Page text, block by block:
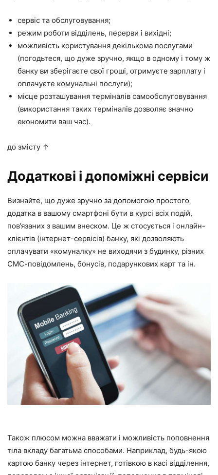
сервіс та обслуговування;
режим роботи відділень, перерви і вихідні;
можливість користування декількома послугами
(погодьтеся, що дуже зручно, якщо в одному і тому ж
банку ви зберігаєте свої гроші, отримуєте зарплату і
оплачуєте комунальні послуги);
місце розташування терміналів самообслуговування
(використання таких терміналів дозволяє значно
економити ваш час).
до змісту ↑
Додаткові і допоміжні сервіси
Визнайте, що дуже зручно за допомогою простого
додатка в вашому смартфоні бути в курсі всіх подій,
пов’язаних з вашим внеском. Це ж стосується і онлайн-
клієнтів (інтернет-сервісів) банку, які дозволяють
оплачувати «комуналку» не виходячи з будинку, різних
СМС-повідомлень, бонусів, подарункових карт та ін.
Також плюсом можна вважати і можливість поповнення
тіла вкладу багатьма способами. Наприклад, будь-якою
картою банку через інтернет, готівкою в касі відділення,